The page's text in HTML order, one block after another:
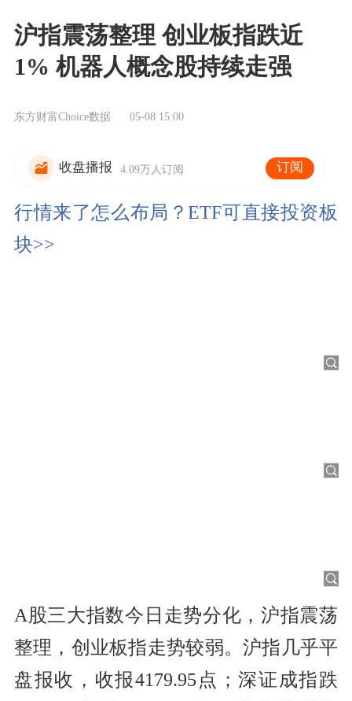
沪指震荡整理 创业板指跌近
1% 机器人概念股持续走强
东方财富Choice数据 05-08 15:00
收盘播报 4.09万人订阅 订阅
行情来了怎么布局？ETF可直接投资板
块>>
A股三大指数今日走势分化，沪指震荡
整理，创业板指走势较弱。沪指几乎平
盘报收，收报4179.95点；深证成指跌